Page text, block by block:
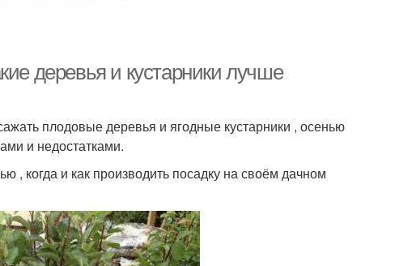
деревья и кустарники лучше
плодовые деревья и ягодные кустарники , осенью
и недостатками.
, когда и как производить посадку на своём дачном